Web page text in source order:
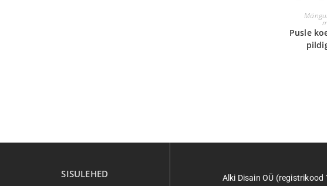
LISA
Pusle
SISULEHED Alki Disain OÜ (registrikood